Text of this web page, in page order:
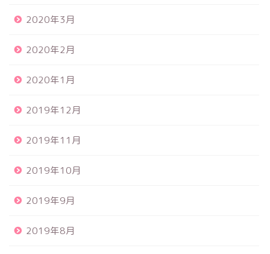
2020年3月
2020年2月
2020年1月
2019年12月
2019年11月
2019年10月
2019年9月
2019年8月